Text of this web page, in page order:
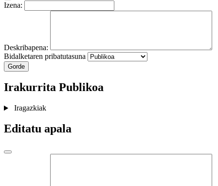
Izena:
Deskribapena:
Bidalketaren pribatutasuna
Gorde
Irakurrita Publikoa
Iragazkiak
Editatu apala